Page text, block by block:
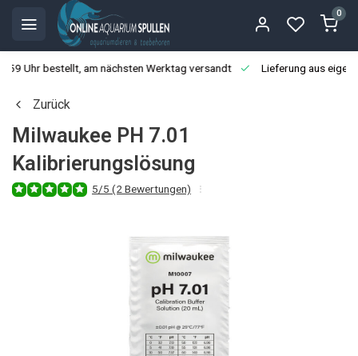
0
Uhr bestellt, am nächsten Werktag versandt Lieferung aus
Zurück
Milwaukee PH 7.01
Kalibrierungslösung
5/5 (2 Bewertungen)